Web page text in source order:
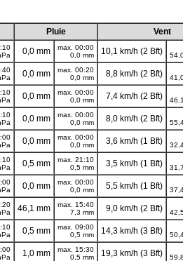
Pluie Vent
0,0 mm
max. 00:00
0,0 mm
10,1 km/h (2 Bft)
0,0 mm
max. 00:20
0,0 mm
8,8 km/h (2 Bft)
0,0 mm
max. 00:00
0,0 mm
7,4 km/h (2 Bft)
0,0 mm
max. 00:00
0,0 mm
8,0 km/h (2 Bft)
0,0 mm
max. 00:00
0,0 mm
3,6 km/h (1 Bft)
0,5 mm
max. 21:10
0,5 mm
3,5 km/h (1 Bft)
0,0 mm
max. 00:00
0,0 mm
5,5 km/h (1 Bft)
46,1 mm
max. 15:40
7,3 mm
9,0 km/h (2 Bft)
0,5 mm
max. 09:00
0,5 mm
14,3 km/h (3 Bft)
1,0 mm
max. 15:30
0,5 mm
19,3 km/h (3 Bft)